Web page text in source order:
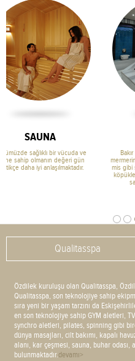
Bakır bir taştan usul usul beyaz
mermerin üzerine akan ılık suyun sesi,
mis gibi sabun kokan tül inceliğindeki
köpükler, sizi yumuşacık bir örtü gibi
Qualitasspa
Özdilek kuruluşu olan Qualitasspa,
Qualitasspa, son teknolojiye sahip
sıra yeni bir yaşam tarzını da
en son teknolojiye sahip GYM aletleri,
synchro aletleri, pilates, spinning gibi
dünya masajları, cilt bakımı, kapalı
alanı, kar çeşmesi, sauna, buhar
bulunmaktadır.devamı>